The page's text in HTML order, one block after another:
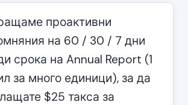
проактивни
на 60 / 30 / 7 дни
срока на Annual Report (1
за много единици), за да
$25 такса за